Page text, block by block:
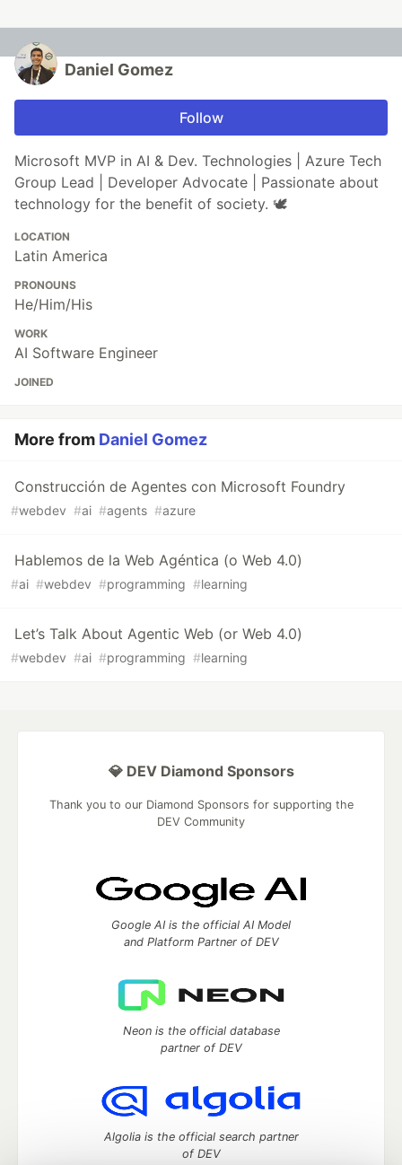
Daniel Gomez
Follow
Microsoft MVP in AI & Dev. Technologies | Azure Tech
Group Lead | Developer Advocate | Passionate about
technology for the benefit of society. 🕊️
LOCATION
Latin America
PRONOUNS
He/Him/His
WORK
AI Software Engineer
JOINED
More from Daniel Gomez
Construcción de Agentes con Microsoft Foundry
#webdev #ai #agents #azure
Hablemos de la Web Agéntica (o Web 4.0)
#ai #webdev #programming #learning
Let’s Talk About Agentic Web (or Web 4.0)
#webdev #ai #programming #learning
💎 DEV Diamond Sponsors
Thank you to our Diamond Sponsors for supporting the
DEV Community
Google AI is the official AI Model
and Platform Partner of DEV
Neon is the official database
partner of DEV
Algolia is the official search partner
of DEV